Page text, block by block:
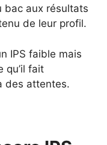
bac aux résultats
de leur profil.
IPS faible mais
qu’il fait
des attentes.